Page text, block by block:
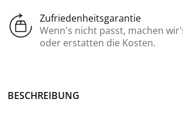
Zufriedenheitsgarantie
Wenn’s nicht passt, machen
oder erstatten die Kosten.
BE­SCHREI­BUNG